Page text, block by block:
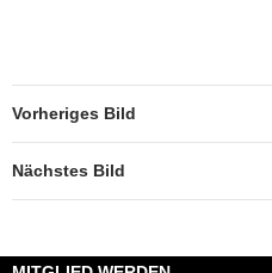
Vorheriges Bild
Nächstes Bild